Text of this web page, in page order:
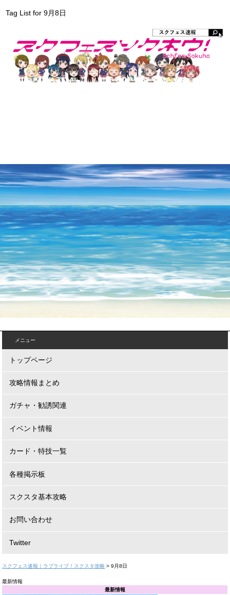
Tag List for 9月8日
メニュー
トップページ
攻略情報まとめ
ガチャ・勧誘関連
イベント情報
カード・特技一覧
各種掲示板
スクスタ基本攻略
お問い合わせ
Twitter
スクフェス速報｜ラブライブ！スクスタ攻略 >9月8日
最新情報
最新情報